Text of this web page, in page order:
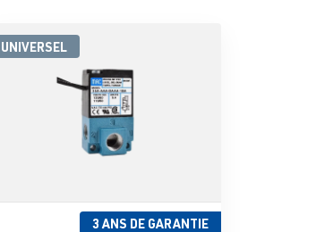
UNIVERSEL
3 ANS DE GARANTIE